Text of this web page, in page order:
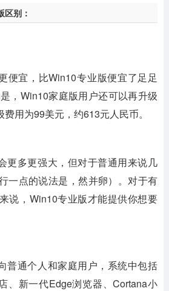
别：
便宜，比Win10专业版便宜了足足
，Win10家庭版用户还可以再升级
用为99美元，约613元人民币。
更多更强大，但对于普通用来说几
一点的说法是，然并卵）。对于有
说，Win10专业版才能提供你想要
普通个人和家庭用户，系统中包括
、新一代Edge浏览器、Cortana小